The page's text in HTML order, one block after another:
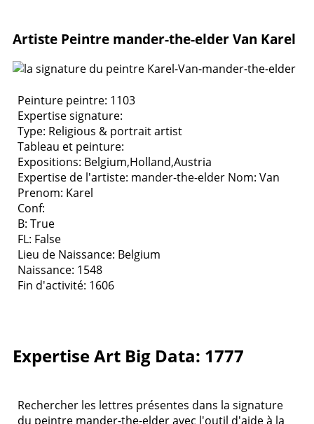
Artiste Peintre mander-the-elder Van Karel
Peinture peintre: 1103
Expertise signature:
Type: Religious & portrait artist
Tableau et peinture:
Expositions: Belgium,Holland,Austria
Expertise de l'artiste: mander-the-elder Nom: Van
Prenom: Karel
Conf:
B: True
FL: False
Lieu de Naissance: Belgium
Naissance: 1548
Fin d'activité: 1606
Expertise Art Big Data: 1777
Rechercher les lettres présentes dans la signature
du peintre mander-the-elder avec l'outil d'aide à la